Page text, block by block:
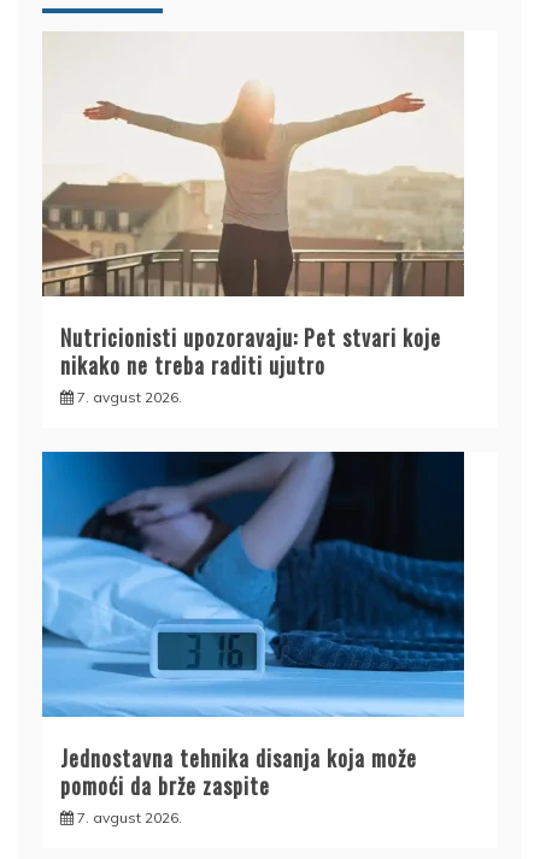
Nutricionisti upozoravaju: Pet stvari koje
nikako ne treba raditi ujutro
7. avgust 2026.
Jednostavna tehnika disanja koja može
pomoći da brže zaspite
7. avgust 2026.